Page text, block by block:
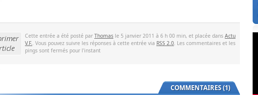
Cette entrée a été posté par Thomas le 5 janvier 2011 à 6 h 00 min, et placée dans Actu
V.F. . Vous pouvez suivre les réponses à cette entrée via RSS 2.0 . Les commentaires et les
pings sont fermés pour l'instant
COMMENTAIRES (1)